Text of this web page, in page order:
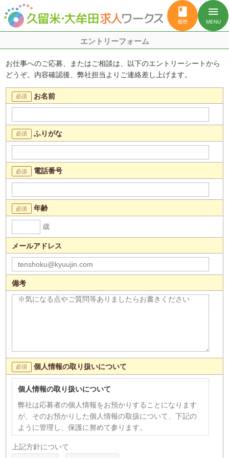
book
履歴
menu
MENU
エントリーフォーム
お仕事へのご応募、またはご相談は、以下のエントリーシートから
どうぞ。内容確認後、弊社担当よりご連絡差し上げます。
お名前
ふりがな
電話番号
年齢
歳
メールアドレス
備考
個人情報の取り扱いについて
個人情報の取り扱いについて
弊社は応募者の個人情報をお預かりすることになります
が、そのお預かりした個人情報の取扱について、下記の
ように管理し、保護に努めて参ります。
【個人情報の利用目的】
上記方針について